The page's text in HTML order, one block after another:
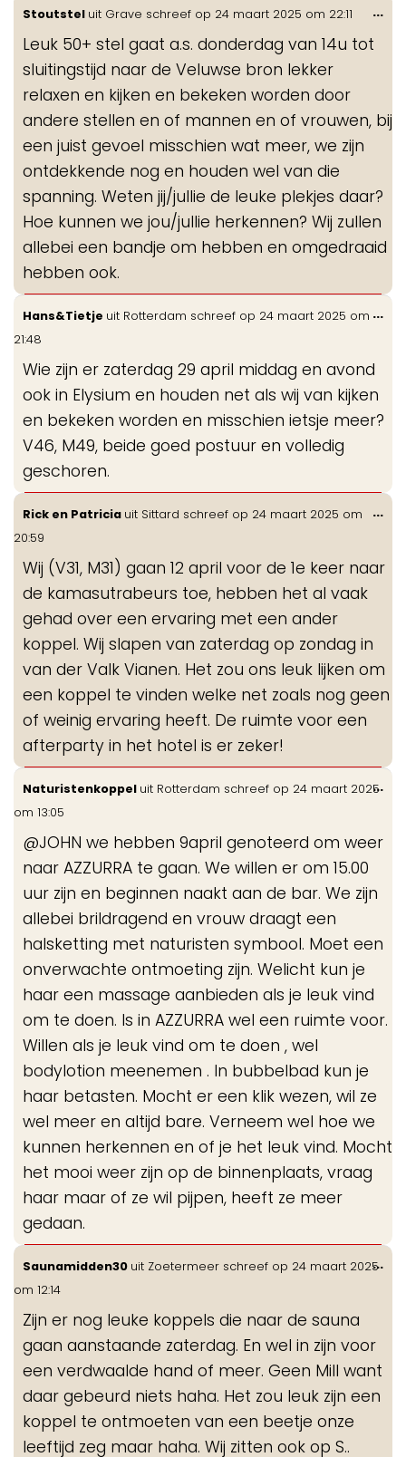
Stoutstel uit Grave schreef op 24 maart 2025 om 22:11
Leuk 50+ stel gaat a.s. donderdag van 14u tot
sluitingstijd naar de Veluwse bron lekker
relaxen en kijken en bekeken worden door
andere stellen en of mannen en of vrouwen, bij
een juist gevoel misschien wat meer, we zijn
ontdekkende nog en houden wel van die
spanning. Weten jij/jullie de leuke plekjes daar?
Hoe kunnen we jou/jullie herkennen? Wij zullen
allebei een bandje om hebben en omgedraaid
hebben ook.
...
Hans&Tietje uit Rotterdam schreef op 24 maart 2025 om
21:48
Wie zijn er zaterdag 29 april middag en avond
ook in Elysium en houden net als wij van kijken
en bekeken worden en misschien ietsje meer?
V46, M49, beide goed postuur en volledig
geschoren.
...
Rick en Patricia uit Sittard schreef op 24 maart 2025 om
20:59
Wij (V31, M31) gaan 12 april voor de 1e keer naar
de kamasutrabeurs toe, hebben het al vaak
gehad over een ervaring met een ander
koppel. Wij slapen van zaterdag op zondag in
van der Valk Vianen. Het zou ons leuk lijken om
een koppel te vinden welke net zoals nog geen
of weinig ervaring heeft. De ruimte voor een
afterparty in het hotel is er zeker!
...
Naturistenkoppel uit Rotterdam schreef op 24 maart 2025
om 13:05
@JOHN we hebben 9april genoteerd om weer
naar AZZURRA te gaan. We willen er om 15.00
uur zijn en beginnen naakt aan de bar. We zijn
allebei brildragend en vrouw draagt een
halsketting met naturisten symbool. Moet een
onverwachte ontmoeting zijn. Welicht kun je
haar een massage aanbieden als je leuk vind
om te doen. Is in AZZURRA wel een ruimte voor.
Willen als je leuk vind om te doen , wel
bodylotion meenemen . In bubbelbad kun je
haar betasten. Mocht er een klik wezen, wil ze
wel meer en altijd bare. Verneem wel hoe we
kunnen herkennen en of je het leuk vind. Mocht
het mooi weer zijn op de binnenplaats, vraag
haar maar of ze wil pijpen, heeft ze meer
gedaan.
...
Saunamidden30 uit Zoetermeer schreef op 24 maart 2025
om 12:14
Zijn er nog leuke koppels die naar de sauna
gaan aanstaande zaterdag. En wel in zijn voor
een verdwaalde hand of meer. Geen Mill want
daar gebeurd niets haha. Het zou leuk zijn een
koppel te ontmoeten van een beetje onze
leeftijd zeg maar haha. Wij zitten ook op S..
...